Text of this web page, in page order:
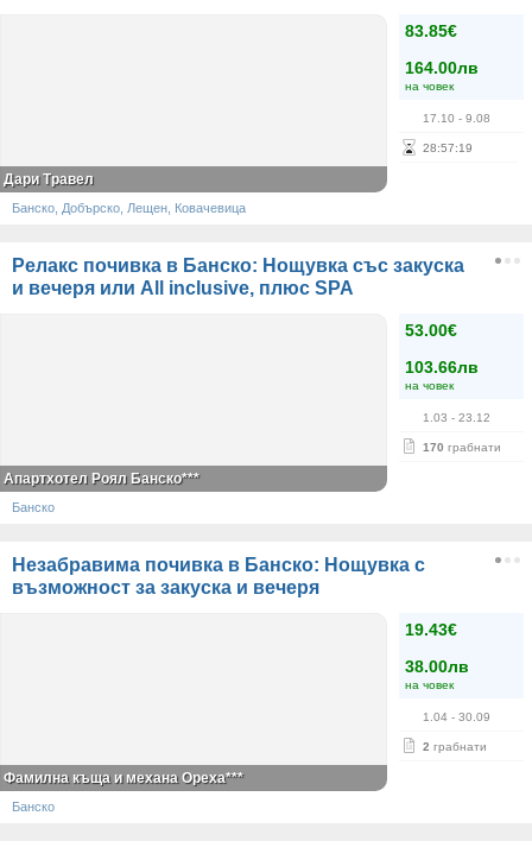
83.85€
164.00лв
на човек
17.10 - 9.08
28:57:19
Дари Травел
Банско, Добърско, Лещен, Ковачевица
Релакс почивка в Банско: Нощувка със закуска
и вечеря или All inclusive, плюс SPA
53.00€
103.66лв
на човек
1.03 - 23.12
170 грабнати
Апартхотел Роял Банско***
Банско
Незабравима почивка в Банско: Нощувка с
възможност за закуска и вечеря
19.43€
38.00лв
на човек
1.04 - 30.09
2 грабнати
Фамилна къща и механа Ореха***
Банско